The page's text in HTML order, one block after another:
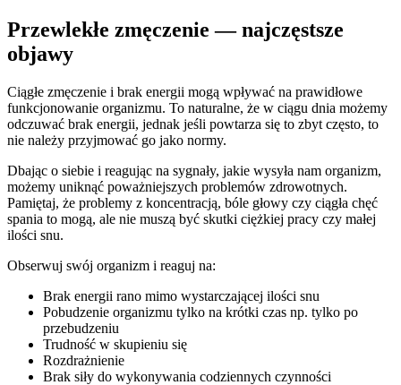
Przewlekłe zmęczenie — najczęstsze
objawy
Ciągłe zmęczenie i brak energii mogą wpływać na prawidłowe
funkcjonowanie organizmu. To naturalne, że w ciągu dnia możemy
odczuwać brak energii, jednak jeśli powtarza się to zbyt często, to
nie należy przyjmować go jako normy.
Dbając o siebie i reagując na sygnały, jakie wysyła nam organizm,
możemy uniknąć poważniejszych problemów zdrowotnych.
Pamiętaj, że problemy z koncentracją, bóle głowy czy ciągła chęć
spania to mogą, ale nie muszą być skutki ciężkiej pracy czy małej
ilości snu.
Obserwuj swój organizm i reaguj na:
Brak energii rano mimo wystarczającej ilości snu
Pobudzenie organizmu tylko na krótki czas np. tylko po
przebudzeniu
Trudność w skupieniu się
Rozdrażnienie
Brak siły do wykonywania codziennych czynności